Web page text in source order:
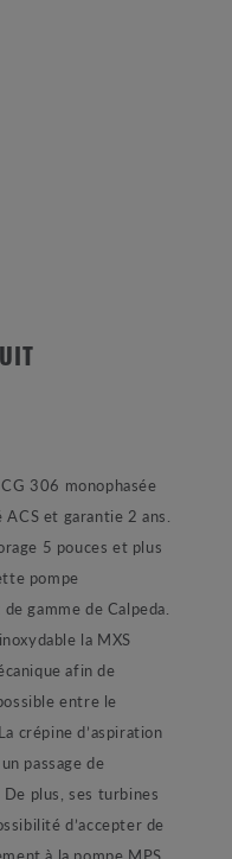
306 monophasée
et garantie 2 ans.
5 pouces et plus
pompe
gamme de Calpeda.
la MXS
afin de
entre le
crépine d’aspiration
passage de
plus, ses turbines
d’accepter de